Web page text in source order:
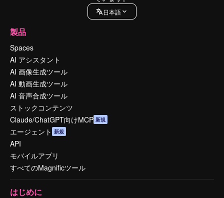
日本語
製品
Spaces
AI アシスタント
AI 画像生成ツール
AI 動画生成ツール
AI 音声合成ツール
ストックコンテンツ
Claude/ChatGPT向けMCP 新規
エージェント 新規
API
モバイルアプリ
すべてのMagnificツール
はじめに